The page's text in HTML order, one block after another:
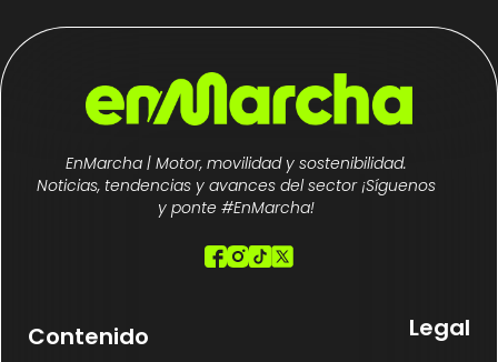
EnMarcha | Motor, movilidad y sostenibilidad.
Noticias, tendencias y avances del sector ¡Síguenos
y ponte #EnMarcha!
Contenido Legal